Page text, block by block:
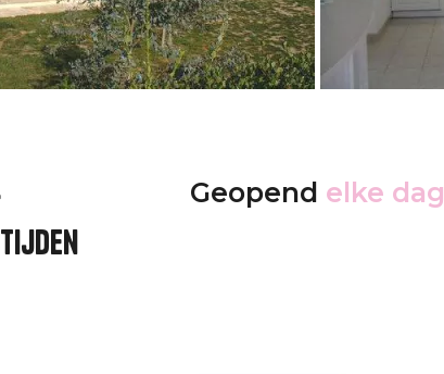
Geopend elke dag